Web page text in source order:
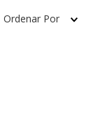
Ordenar Por